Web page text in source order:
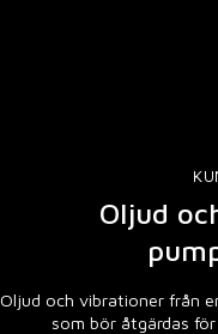
Oljud
Oljud och vibrationer från
som bör åtgärdas